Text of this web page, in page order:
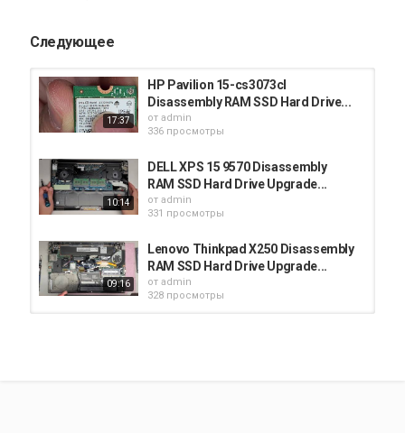
Следующее
17:37
HP Pavilion 15-cs3073cl
Disassembly RAM SSD Hard Drive...
от admin
336 просмотры
10:14
DELL XPS 15 9570 Disassembly
RAM SSD Hard Drive Upgrade...
от admin
331 просмотры
09:16
Lenovo Thinkpad X250 Disassembly
RAM SSD Hard Drive Upgrade...
от admin
328 просмотры